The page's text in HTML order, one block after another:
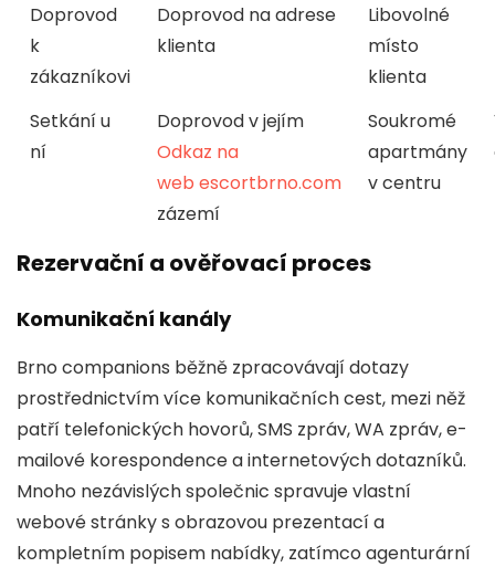
Doprovod
k
zákazníkovi
Doprovod na adrese
klienta
Libovolné
místo
klienta
Setkání u
ní
Doprovod v jejím
Odkaz na
web escortbrno.com
zázemí
Soukromé
apartmány
v centru
Rezervační a ověřovací proces
Komunikační kanály
Brno companions běžně zpracovávají dotazy
prostřednictvím více komunikačních cest, mezi něž
patří telefonických hovorů, SMS zpráv, WA zpráv, e-
mailové korespondence a internetových dotazníků.
Mnoho nezávislých společnic spravuje vlastní
webové stránky s obrazovou prezentací a
kompletním popisem nabídky, zatímco agenturární